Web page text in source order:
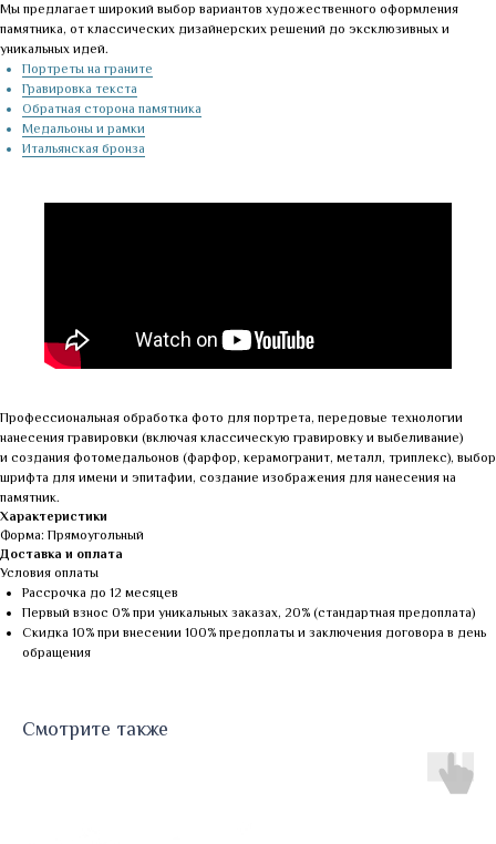
Мы предлагает широкий выбор вариантов художественного оформления
памятника, от классических дизайнерских решений до эксклюзивных и
уникальных идей.
Портреты на граните
Гравировка текста
Обратная сторона памятника
Медальоны и рамки
Итальянская бронза
Профессиональная обработка фото для портрета, передовые технологии
нанесения гравировки (включая классическую гравировку и выбеливание)
и создания фотомедальонов (фарфор, керамогранит, металл, триплекс), выбор
шрифта для имени и эпитафии, создание изображения для нанесения на
памятник.
Характеристики
Форма: Прямоугольный
Доставка и оплата
Условия оплаты
Рассрочка до 12 месяцев
Первый взнос 0% при уникальных заказах, 20% (стандартная предоплата)
Скидка 10% при внесении 100% предоплаты и заключения договора в день
обращения
Смотрите также